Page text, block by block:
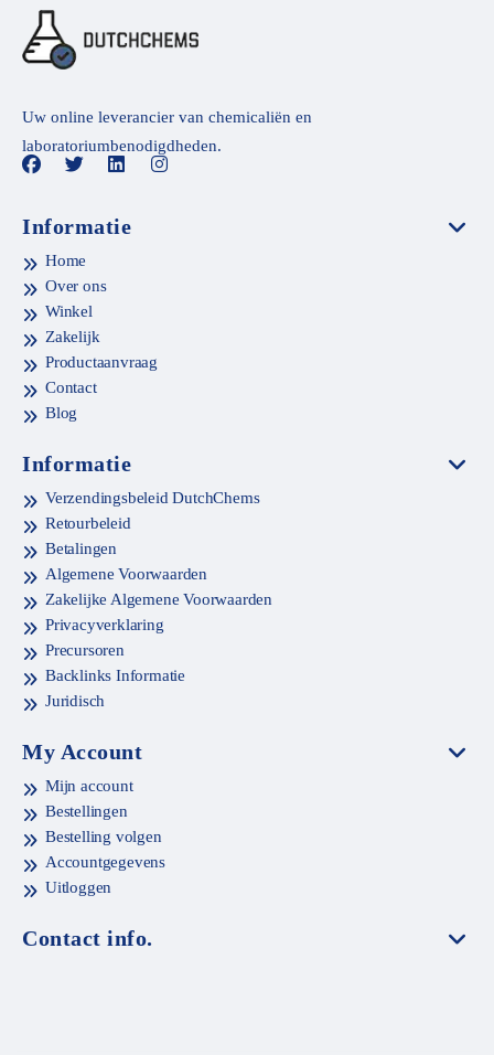
Uw online leverancier van chemicaliën en
laboratoriumbenodigdheden.
Informatie
Home
Over ons
Winkel
Zakelijk
Productaanvraag
Contact
Blog
Informatie
Verzendingsbeleid DutchChems
Retourbeleid
Betalingen
Algemene Voorwaarden
Zakelijke Algemene Voorwaarden
Privacyverklaring
Precursoren
Backlinks Informatie
Juridisch
My Account
Mijn account
Bestellingen
Bestelling volgen
Accountgegevens
Uitloggen
Contact info.